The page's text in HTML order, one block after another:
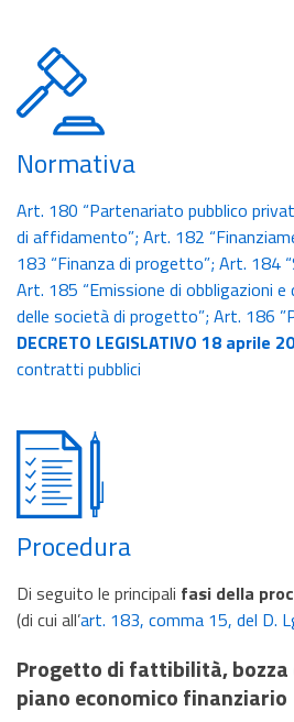
Normativa
Art. 180 “Partenariato pubblico
di affidamento”; Art. 182
183 “Finanza di progetto”; Art. 184
Art. 185 “Emissione di obbligazioni
delle società di progetto”; Art. 186
DECRETO LEGISLATIVO 18 aprile
contratti pubblici
Procedura
Di seguito le principali fasi della
(di cui all’art. 183, comma 15, del D.
Progetto di fattibilità, bozza
piano economico finanziario